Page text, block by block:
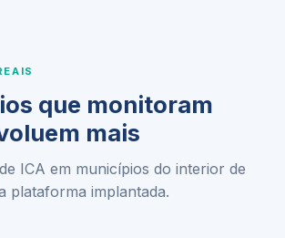
que monitoram
mais
ICA em municípios do interior de
plataforma implantada.